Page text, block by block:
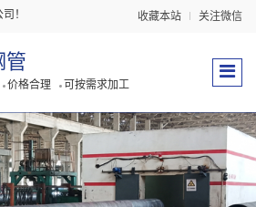
！ 收藏本站 关注微信
管
价格合理 可按需求加工